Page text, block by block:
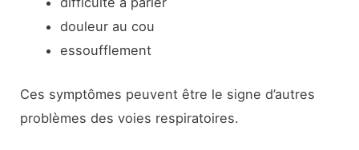
douleur au cou
essoufflement
Ces symptômes peuvent être le signe d’autres
problèmes des voies respiratoires.